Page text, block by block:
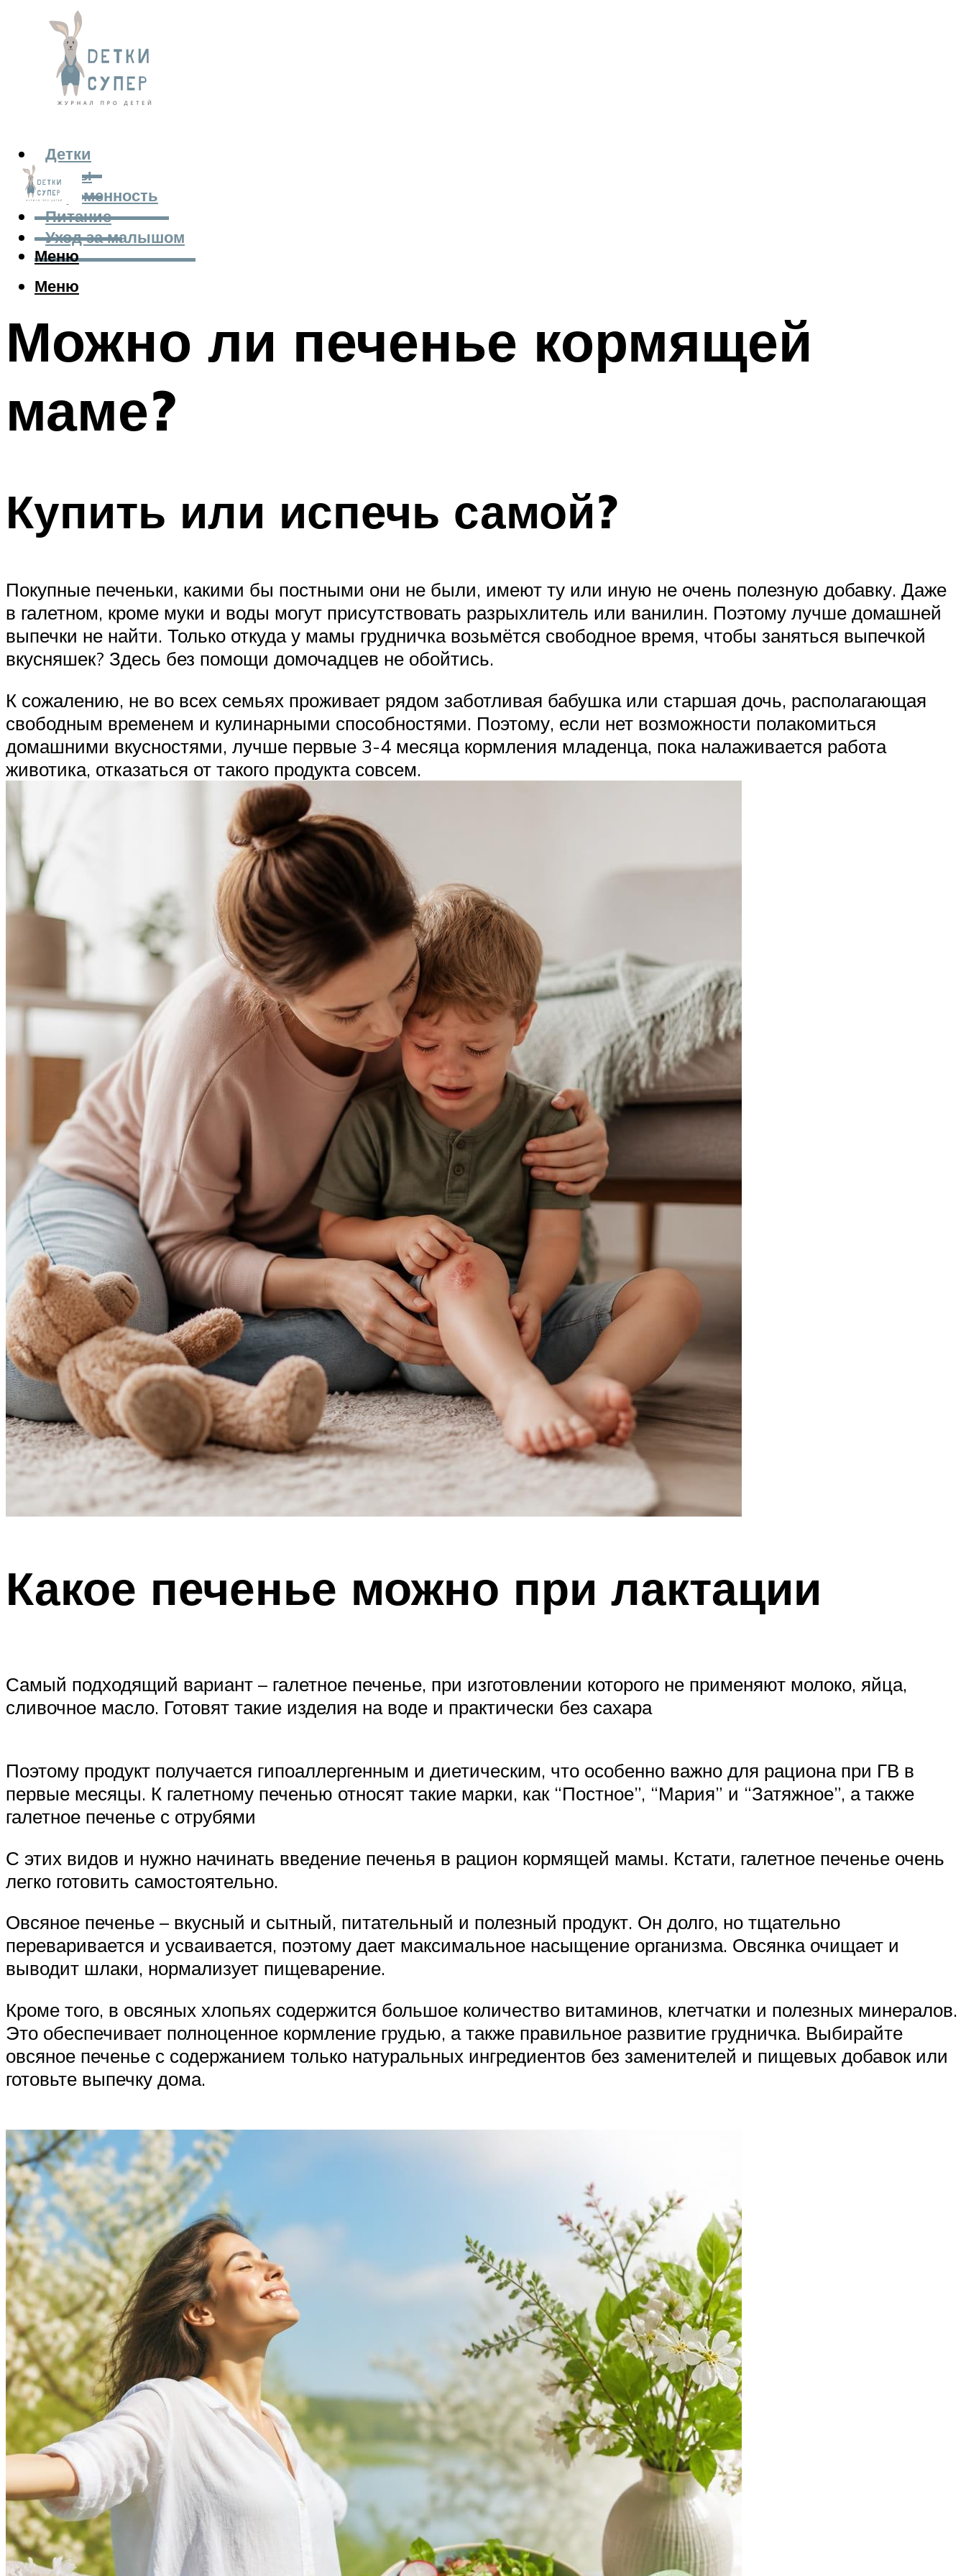
Детки
Мамы
Беременность
Питание
Уход за малышом
Меню
Меню
Можно ли печенье кормящей
маме?
Купить или испечь самой?
Покупные печеньки, какими бы постными они не были, имеют ту или иную не очень полезную добавку. Даже
в галетном, кроме муки и воды могут присутствовать разрыхлитель или ванилин. Поэтому лучше домашней
выпечки не найти. Только откуда у мамы грудничка возьмётся свободное время, чтобы заняться выпечкой
вкусняшек? Здесь без помощи домочадцев не обойтись.
К сожалению, не во всех семьях проживает рядом заботливая бабушка или старшая дочь, располагающая
свободным временем и кулинарными способностями. Поэтому, если нет возможности полакомиться
домашними вкусностями, лучше первые 3-4 месяца кормления младенца, пока налаживается работа
животика, отказаться от такого продукта совсем.
Какое печенье можно при лактации
Самый подходящий вариант – галетное печенье, при изготовлении которого не применяют молоко, яйца,
сливочное масло. Готовят такие изделия на воде и практически без сахара
Поэтому продукт получается гипоаллергенным и диетическим, что особенно важно для рациона при ГВ в
первые месяцы. К галетному печенью относят такие марки, как “Постное”, “Мария” и “Затяжное”, а также
галетное печенье с отрубями
С этих видов и нужно начинать введение печенья в рацион кормящей мамы. Кстати, галетное печенье очень
легко готовить самостоятельно.
Овсяное печенье – вкусный и сытный, питательный и полезный продукт. Он долго, но тщательно
переваривается и усваивается, поэтому дает максимальное насыщение организма. Овсянка очищает и
выводит шлаки, нормализует пищеварение.
Кроме того, в овсяных хлопьях содержится большое количество витаминов, клетчатки и полезных минералов.
Это обеспечивает полноценное кормление грудью, а также правильное развитие грудничка. Выбирайте
овсяное печенье с содержанием только натуральных ингредиентов без заменителей и пищевых добавок или
готовьте выпечку дома.